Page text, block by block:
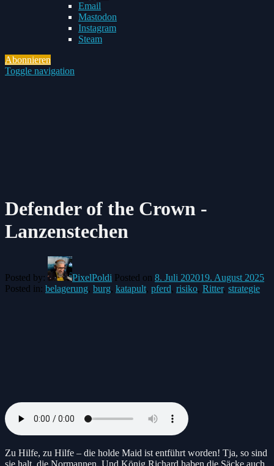
Email
Mastodon
Instagram
Steam
Abonnieren
Toggle navigation
Defender of the Crown -
Lanzenstechen
Posted by: PixelPoldi Posted on 8. Juli 202019. August 2025
Posted in: belagerung, burg, katapult, pferd, risiko, Ritter, strategie
Zu Hilfe, zu Hilfe – die holde Maid ist entführt worden! Tja, so sind
sie halt, die Normannen. Und König Richard haben die Säcke auch